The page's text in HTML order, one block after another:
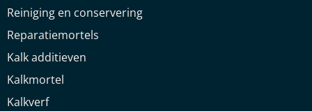
Reiniging en conservering
Reparatiemortels
Kalk additieven
Kalkmortel
Kalkverf